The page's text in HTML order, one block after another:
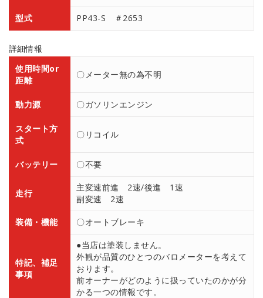
型式 PP43-S ＃2653
詳細情報
使用時間or
距離
〇メーター無の為不明
動力源 〇ガソリンエンジン
スタート方
式
〇リコイル
バッテリー 〇不要
走行
主変速前進 2速/後進 1速
副変速 2速
装備・機能 〇オートブレーキ
特記、補足
事項
●当店は塗装しません。
外観が品質のひとつのバロメーターを考えて
おります。
前オーナーがどのように扱っていたのかが分
かる一つの情報です。